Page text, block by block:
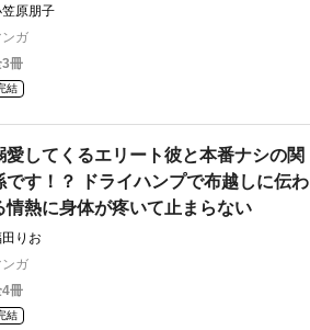
原朋子
ンガ
3冊
結
愛してくるエリート彼と本番ナシの関
です！？ ドライハンプで布越しに伝わ
情熱に身体が疼いて止まらない
りお
ンガ
4冊
結